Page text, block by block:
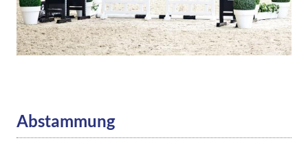
Abstammung